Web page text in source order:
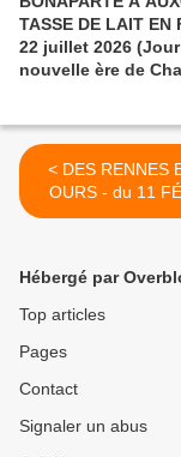
TASSE DE LAIT EN
22 juillet 2026
nouvelle ère de
< DES RENNES ET DES
OURS - du 11
2016 (J+2612
Hébergé par
Top articles
Pages
Contact
Signaler un abus